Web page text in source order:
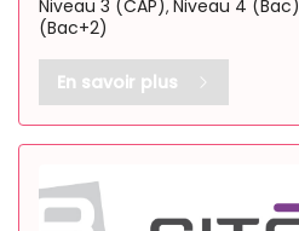
Niveau 3 (CAP), Niveau 4 (Bac)
(Bac+2)
En savoir plus